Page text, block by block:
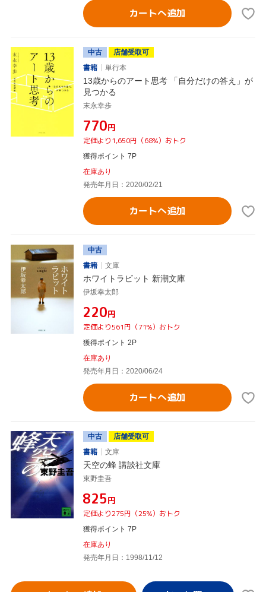
カートへ追加
中古
店舗受取可
書籍
単行本
13歳からのアート思考 「自分だけの答え」が
見つかる
末永幸歩
¥770円
定価より1,650円（68%）おトク
獲得ポイント 7P
在庫あり
発売年月日：2020/02/21
カートへ追加
中古
書籍
文庫
ホワイトラビット 新潮文庫
伊坂幸太郎
¥220円
定価より561円（71%）おトク
獲得ポイント 2P
在庫あり
発売年月日：2020/06/24
カートへ追加
中古
店舗受取可
書籍
文庫
天空の蜂 講談社文庫
東野圭吾
¥825円
定価より275円（25%）おトク
獲得ポイント 7P
在庫あり
発売年月日：1998/11/12